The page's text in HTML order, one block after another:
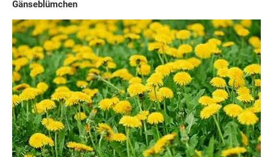
Gänseblümchen